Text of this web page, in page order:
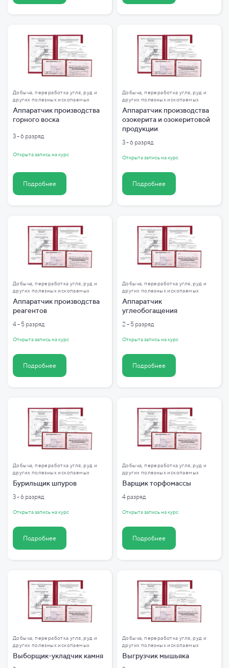
Добыча, переработка угля, руд и
других полезных ископаемых
Аппаратчик производства
горного воска
3 - 6 разряд
Открыта запись на курс
Подробнее
Добыча, переработка угля, руд и
других полезных ископаемых
Аппаратчик производства
озокерита и озокеритовой
продукции
3 - 6 разряд
Открыта запись на курс
Подробнее
Добыча, переработка угля, руд и
других полезных ископаемых
Аппаратчик производства
реагентов
4 - 5 разряд
Открыта запись на курс
Подробнее
Добыча, переработка угля, руд и
других полезных ископаемых
Аппаратчик
углеобогащения
2 - 5 разряд
Открыта запись на курс
Подробнее
Добыча, переработка угля, руд и
других полезных ископаемых
Бурильщик шпуров
3 - 6 разряд
Открыта запись на курс
Подробнее
Добыча, переработка угля, руд и
других полезных ископаемых
Варщик торфомассы
4 разряд
Открыта запись на курс
Подробнее
Добыча, переработка угля, руд и
других полезных ископаемых
Выборщик-укладчик камня
Добыча, переработка угля, руд и
других полезных ископаемых
Выгрузчик мышьяка